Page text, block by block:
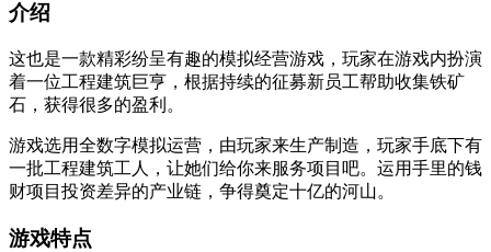
介绍
这也是一款精彩纷呈有趣的模拟经营游戏，玩家在游戏内扮演
着一位工程建筑巨亨，根据持续的征募新员工帮助收集铁矿
石，获得很多的盈利。
游戏选用全数字模拟运营，由玩家来生产制造，玩家手底下有
一批工程建筑工人，让她们给你来服务项目吧。运用手里的钱
财项目投资差异的产业链，争得奠定十亿的河山。
游戏特点